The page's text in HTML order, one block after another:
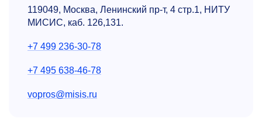
119049, Москва, Ленинский пр-т, 4 стр.1, НИТУ
МИСИС, каб. 126,131.
+7 499 236-30-78
+7 495 638-46-78
vopros@misis.ru